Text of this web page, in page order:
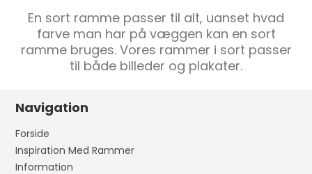
En sort ramme passer til alt, uanset hvad
farve man har på væggen kan en sort
ramme bruges. Vores rammer i sort passer
til både billeder og plakater.
Navigation
Forside
Inspiration Med Rammer
Information